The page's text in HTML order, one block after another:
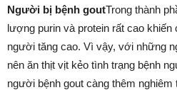
Người bị bệnh goutTrong thành
lượng purin và protein rất cao
người tăng cao. Vì vậy, với những
nên ăn thịt vịt kẻo tình trạng bệnh
người bệnh gout càng thêm nghiêm